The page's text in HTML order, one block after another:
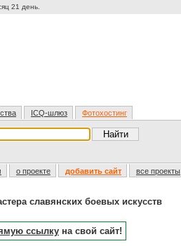
21 день.
ICQ-шлюз Фотохостинг
о проекте добавить сайт все проекты
славянских боевых искусств
ссылку на свой сайт!